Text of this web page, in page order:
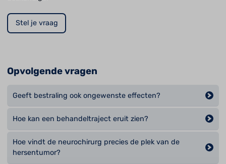
Stel je vraag
Opvolgende vragen
Geeft bestraling ook ongewenste effecten?
Hoe kan een behandeltraject eruit zien?
Hoe vindt de neurochirurg precies de plek van de
hersentumor?